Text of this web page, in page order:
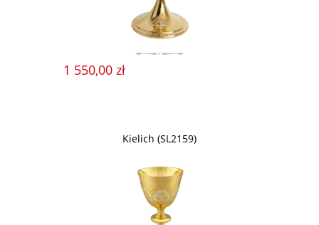
1 550,00 zł
Kielich (SL2159)